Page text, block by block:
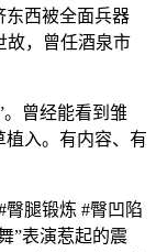
西被全面兵器
故，曾任酒泉市
曾经能看到雏
入。有内容、有
腿锻炼 #臀凹陷
”表演惹起的震